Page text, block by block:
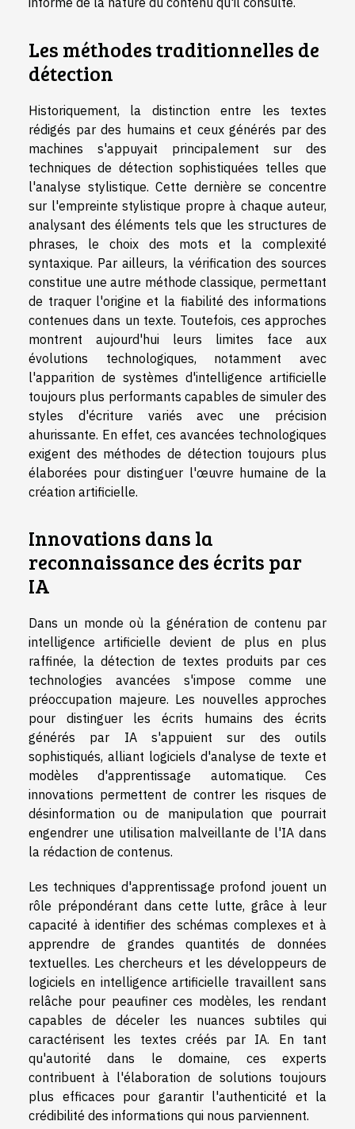
Les méthodes traditionnelles de
détection
Historiquement, la distinction entre les textes
rédigés par des humains et ceux générés par des
machines s'appuyait principalement sur des
techniques de détection sophistiquées telles que
l'analyse stylistique. Cette dernière se concentre
sur l'empreinte stylistique propre à chaque auteur,
analysant des éléments tels que les structures de
phrases, le choix des mots et la complexité
syntaxique. Par ailleurs, la vérification des sources
constitue une autre méthode classique, permettant
de traquer l'origine et la fiabilité des informations
contenues dans un texte. Toutefois, ces approches
montrent aujourd'hui leurs limites face aux
évolutions technologiques, notamment avec
l'apparition de systèmes d'intelligence artificielle
toujours plus performants capables de simuler des
styles d'écriture variés avec une précision
ahurissante. En effet, ces avancées technologiques
exigent des méthodes de détection toujours plus
élaborées pour distinguer l'œuvre humaine de la
création artificielle.
Innovations dans la
reconnaissance des écrits par
IA
Dans un monde où la génération de contenu par
intelligence artificielle devient de plus en plus
raffinée, la détection de textes produits par ces
technologies avancées s'impose comme une
préoccupation majeure. Les nouvelles approches
pour distinguer les écrits humains des écrits
générés par IA s'appuient sur des outils
sophistiqués, alliant logiciels d'analyse de texte et
modèles d'apprentissage automatique. Ces
innovations permettent de contrer les risques de
désinformation ou de manipulation que pourrait
engendrer une utilisation malveillante de l'IA dans
la rédaction de contenus.
Les techniques d'apprentissage profond jouent un
rôle prépondérant dans cette lutte, grâce à leur
capacité à identifier des schémas complexes et à
apprendre de grandes quantités de données
textuelles. Les chercheurs et les développeurs de
logiciels en intelligence artificielle travaillent sans
relâche pour peaufiner ces modèles, les rendant
capables de déceler les nuances subtiles qui
caractérisent les textes créés par IA. En tant
qu'autorité dans le domaine, ces experts
contribuent à l'élaboration de solutions toujours
plus efficaces pour garantir l'authenticité et la
crédibilité des informations qui nous parviennent.